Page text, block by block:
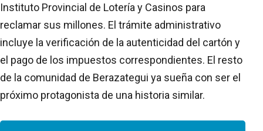
Instituto Provincial de Lotería y Casinos para
reclamar sus millones. El trámite administrativo
incluye la verificación de la autenticidad del cartón y
el pago de los impuestos correspondientes. El resto
de la comunidad de Berazategui ya sueña con ser el
próximo protagonista de una historia similar.